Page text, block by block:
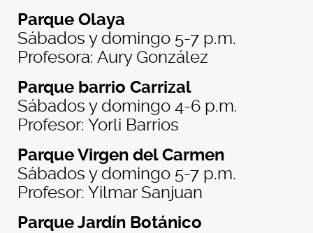
Parque Olaya
Sábados y domingo 5-7 p.m.
Profesora: Aury González
Parque barrio Carrizal
Sábados y domingo 4-6 p.m.
Profesor: Yorli Barrios
Parque Virgen del Carmen
Sábados y domingo 5-7 p.m.
Profesor: Yilmar Sanjuan
Parque Jardín Botánico